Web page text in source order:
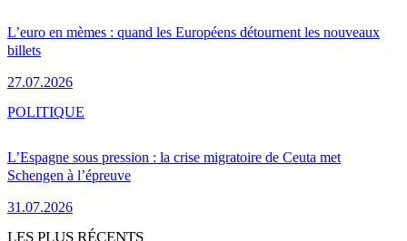
L’euro en mèmes : quand les Européens détournent les nouveaux
billets
27.07.2026
L’Espagne sous pression : la crise migratoire de Ceuta met
Schengen à l’épreuve
31.07.2026
POLITIQUE
LES PLUS RÉCENTS